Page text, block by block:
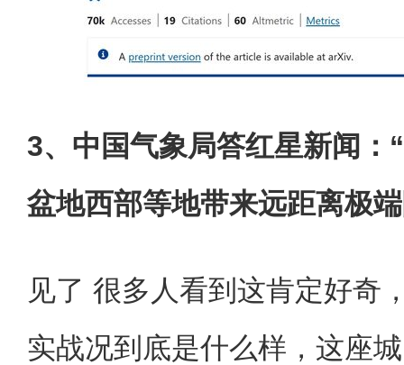
3、中国气象局答红星新闻：
盆地西部等地带来远距离极
见了 很多人看到这肯定好奇
实战况到底是什么样，这座